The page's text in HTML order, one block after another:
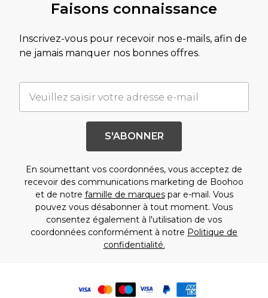
Faisons connaissance
Inscrivez-vous pour recevoir nos e-mails, afin de
ne jamais manquer nos bonnes offres.
S'ABONNER
En soumettant vos coordonnées, vous acceptez de
recevoir des communications marketing de Boohoo
et de notre famille de marquespar e-mail. Vous
pouvez vous désabonner à tout moment. Vous
consentez également à l'utilisation de vos
coordonnées conformément à notre Politique de
confidentialité.